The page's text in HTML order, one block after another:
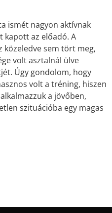
ismét nagyon aktívnak
kapott az előadó. A
közeledve sem tört meg,
volt asztalnál ülve
Úgy gondolom, hogy
volt a tréning, hiszen
a jövőben,
szituációba egy magas